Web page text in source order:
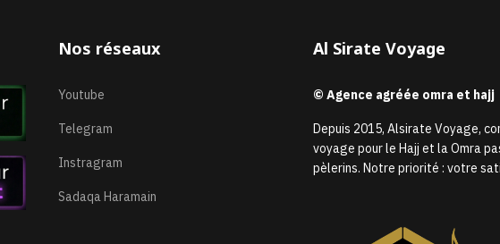
Nos réseaux
Youtube
Telegram
Instragram
Sadaqa Haramain
Al Sirate Voyage
© Agence agréée omra et hajj
Depuis 2015, Alsirate Voyage,
voyage pour le Hajj et la Omra
pèlerins. Notre priorité : votre